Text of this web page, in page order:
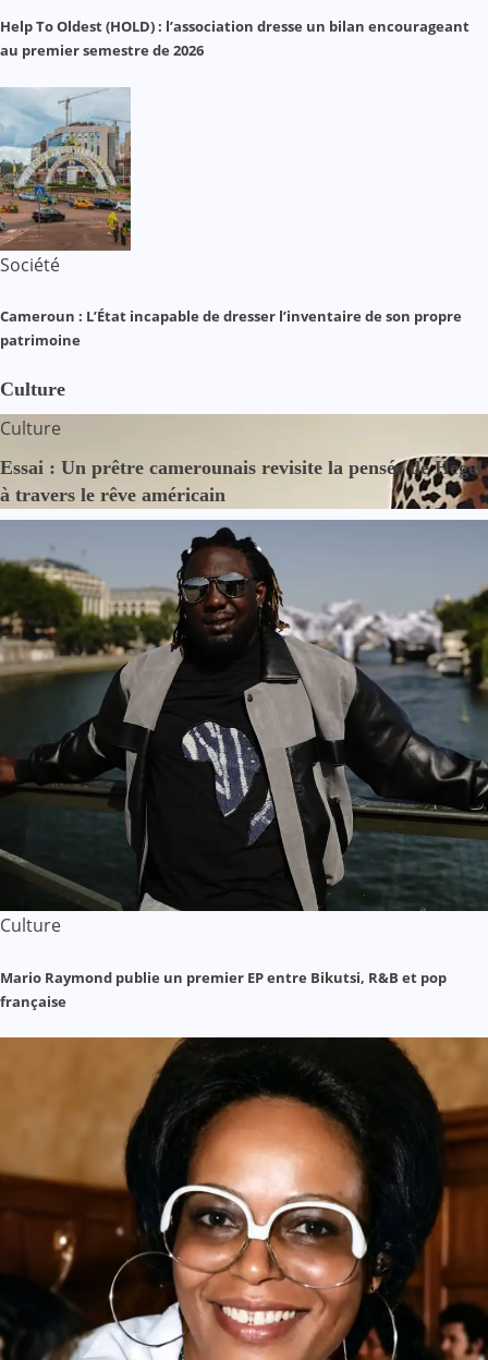
Help To Oldest (HOLD) : l’association dresse un bilan encourageant
au premier semestre de 2026
Société
Cameroun : L’État incapable de dresser l’inventaire de son propre
patrimoine
Culture
Culture
Essai : Un prêtre camerounais revisite la pensée de Hegel
à travers le rêve américain
Culture
Mario Raymond publie un premier EP entre Bikutsi, R&B et pop
française